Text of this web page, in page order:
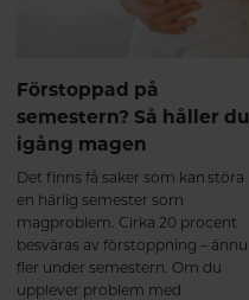
balanseras. Hos män ökar
testosteronnivåerna Hos kvinnor
bidrar till förbättrad träning, ökad
uthållighet, bättre sexuell lust och
funktion. Njutning och
tillfredsställelse med saffran
Saffransextraktet stärker
nervsystemet och påverkar vårt
belöningssystem, där serotonin
och dopamin spelar en central
roll. Detta kan bidra till förbättrat
humör, ökad livsglädje och större
Förstoppad på
semestern? Så håller du
igång magen
Det finns få saker som kan störa
en härlig semester som
magproblem. Cirka 20 procent
besväras av förstoppning – ännu
fler under semestern. Om du
upplever problem med